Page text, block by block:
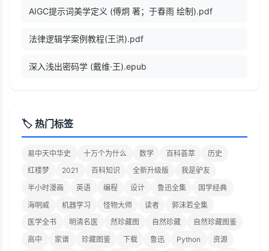
AIGC提示词美学定义 (傅炯 著；于春雨 绘制).pdf
法律逻辑学案例教程(王洪).pdf
深入浅出密码学 (戴维·王).epub
🏷️ 热门标签
易中天中华史 十万个为什么 数学 百科荟萃
历史
红楼梦
2021 百科知识 全新升级版
我是驴友
半小时漫画
英语 编程 设计 鲁迅全集
国学经典
海明威
机器学习 怪物大师 读者
郭沫若全集
医学全书
明清名医 然珍藏图 自然珍藏
自然珍藏图鉴
高中
家谱 珍藏图鉴 下载 鲁迅 Python
资源